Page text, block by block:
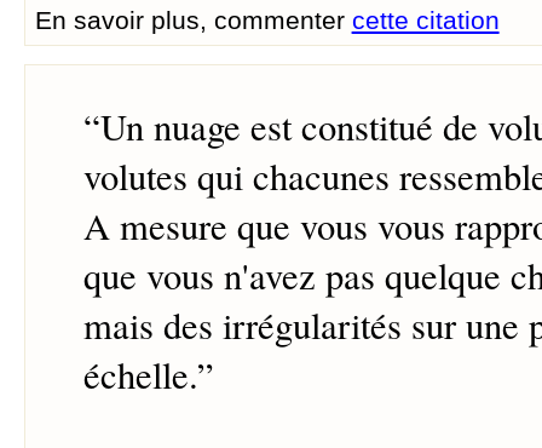
En savoir plus, commenter cette citation
“Un nuage est constitué de
volutes qui chacunes
A mesure que vous vous
que vous n'avez pas quelque
mais des irrégularités sur une
échelle.”